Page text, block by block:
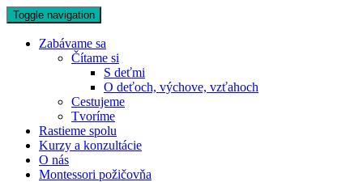
Toggle navigation
Zabávame sa
Čítame si
S deťmi
O deťoch, výchove, vzťahoch
Cestujeme
Tvoríme
Rastieme spolu
Kurzy a konzultácie
O nás
Montessori požičovňa